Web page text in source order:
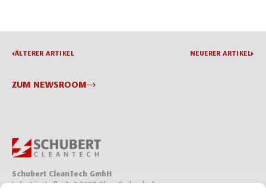
ÄLTERER ARTIKEL NEUERER ARTIKEL
ZUM NEWSROOM
Schubert CleanTech GmbH
Industriestraße 3, A-3200 Ober-Grafendorf